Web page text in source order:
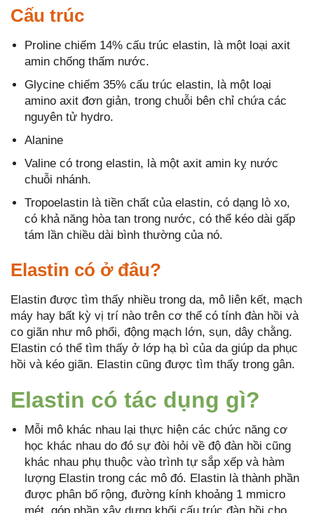
Cấu trúc
Proline chiếm 14% cấu trúc elastin, là một loại axit
amin chống thấm nước.
Glycine chiếm 35% cấu trúc elastin, là một loại
amino axit đơn giản, trong chuỗi bên chỉ chứa các
nguyên tử hydro.
Alanine
Valine có trong elastin, là một axit amin kỵ nước
chuỗi nhánh.
Tropoelastin là tiền chất của elastin, có dạng lò xo,
có khả năng hòa tan trong nước, có thể kéo dài gấp
tám lần chiều dài bình thường của nó.
Elastin có ở đâu?
Elastin được tìm thấy nhiều trong da, mô liên kết, mạch
máy hay bất kỳ vị trí nào trên cơ thể có tính đàn hồi và
co giãn như mô phổi, động mạch lớn, sụn, dây chằng.
Elastin có thể tìm thấy ở lớp hạ bì của da giúp da phục
hồi và kéo giãn. Elastin cũng được tìm thấy trong gân.
Elastin có tác dụng gì?
Mỗi mô khác nhau lại thực hiện các chức năng cơ
học khác nhau do đó sự đòi hỏi về độ đàn hồi cũng
khác nhau phụ thuộc vào trình tự sắp xếp và hàm
lượng Elastin trong các mô đó. Elastin là thành phần
được phân bố rộng, đường kính khoảng 1 mmicro
mét, góp phần xây dựng khối cấu trúc đàn hồi cho